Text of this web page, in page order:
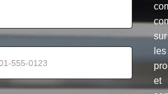
sur
les
et